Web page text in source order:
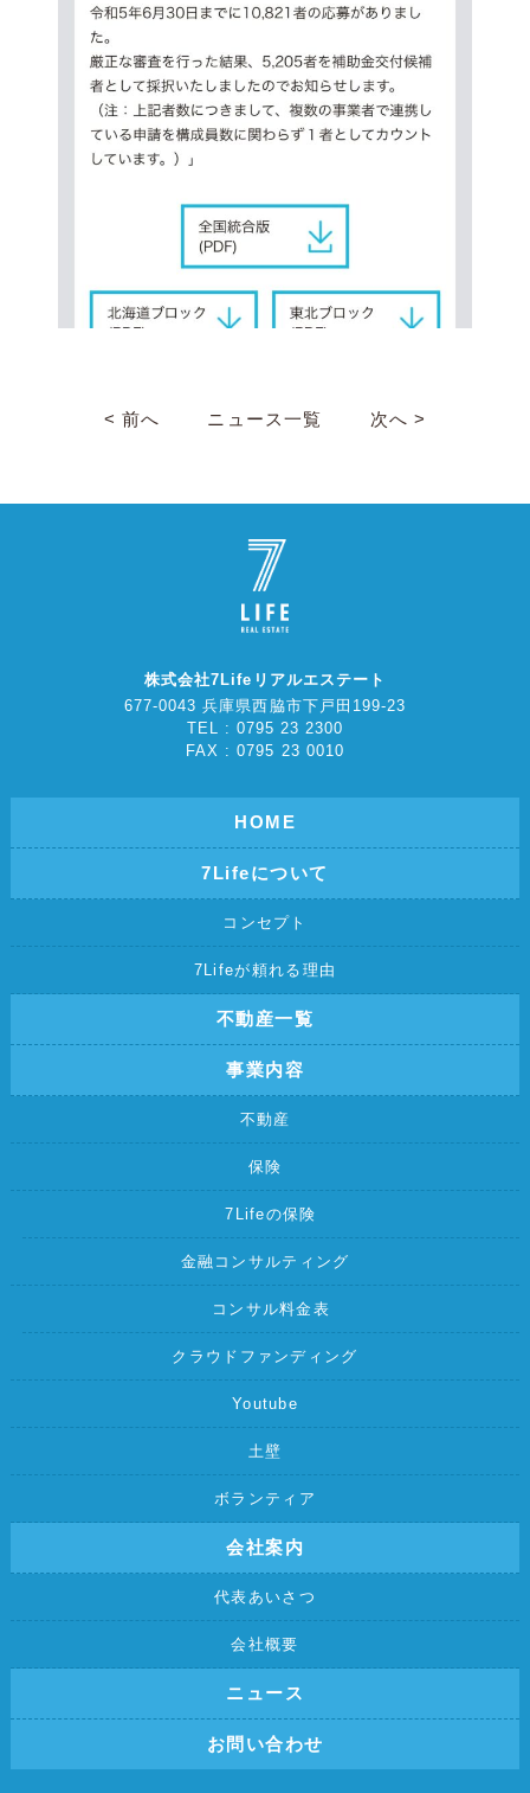
< 前へ ニュース一覧 次へ >
株式会社7Lifeリアルエステート
677-0043 兵庫県西脇市下戸田199-23
TEL : 0795 23 2300
FAX : 0795 23 0010
HOME
7Lifeについて
コンセプト
7Lifeが頼れる理由
不動産一覧
事業内容
不動産
保険
7Lifeの保険
金融コンサルティング
コンサル料金表
クラウドファンディング
Youtube
土壁
ボランティア
会社案内
代表あいさつ
会社概要
ニュース
お問い合わせ